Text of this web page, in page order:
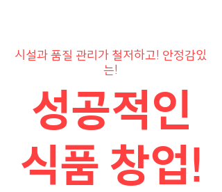
시설과 품질 관리가 철저하고! 안정감있
는!
성공적인
식품 창업!